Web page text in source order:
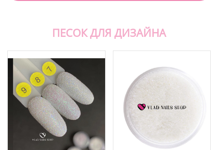
ПЕСОК ДЛЯ ДИЗАЙНА